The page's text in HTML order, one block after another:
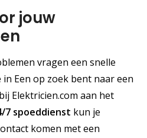
jouw
vragen een snelle
Een op zoek bent naar een
Elektricien.com aan het
7 spoeddienst kun je
komen met een